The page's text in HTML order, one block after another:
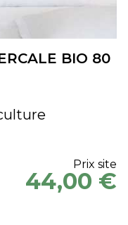
BIO 80
Prix site
44,00 €